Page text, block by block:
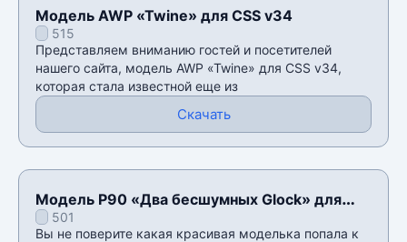
Модель AWP «Twine» для CSS v34
515
Представляем вниманию гостей и посетителей
нашего сайта, модель AWP «Twine» для CSS v34,
которая стала известной еще из
Скачать
Модель P90 «Два бесшумных Glock» для
CSS v34
501
Вы не поверите какая красивая моделька попала к